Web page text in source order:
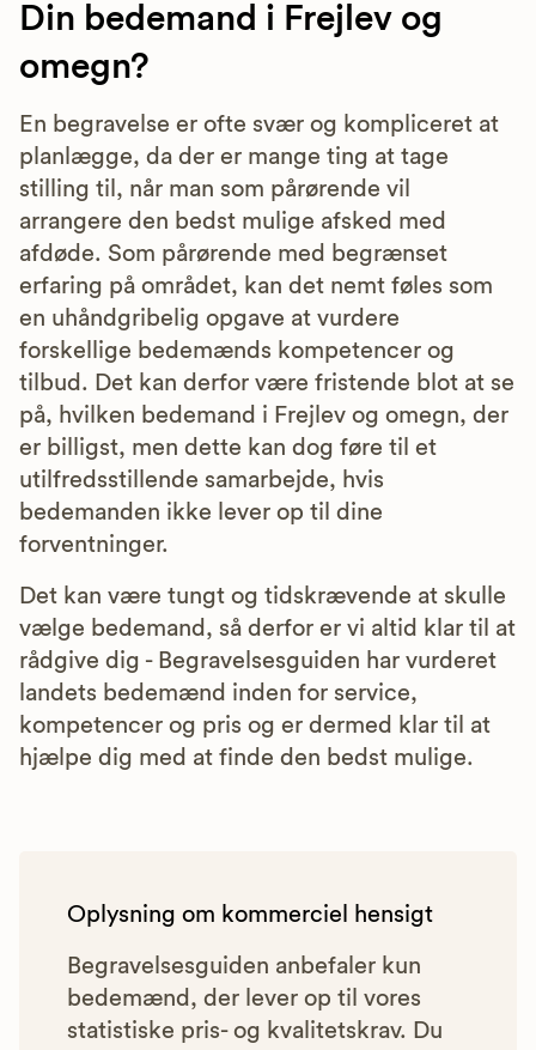
Din bedemand i Frejlev og
omegn?
En begravelse er ofte svær og kompliceret at
planlægge, da der er mange ting at tage
stilling til, når man som pårørende vil
arrangere den bedst mulige afsked med
afdøde. Som pårørende med begrænset
erfaring på området, kan det nemt føles som
en uhåndgribelig opgave at vurdere
forskellige bedemænds kompetencer og
tilbud. Det kan derfor være fristende blot at se
på, hvilken bedemand i Frejlev og omegn, der
er billigst, men dette kan dog føre til et
utilfredsstillende samarbejde, hvis
bedemanden ikke lever op til dine
forventninger.
Det kan være tungt og tidskrævende at skulle
vælge bedemand, så derfor er vi altid klar til at
rådgive dig - Begravelsesguiden har vurderet
landets bedemænd inden for service,
kompetencer og pris og er dermed klar til at
hjælpe dig med at finde den bedst mulige.
Oplysning om kommerciel hensigt
Begravelsesguiden anbefaler kun
bedemænd, der lever op til vores
statistiske pris- og kvalitetskrav. Du